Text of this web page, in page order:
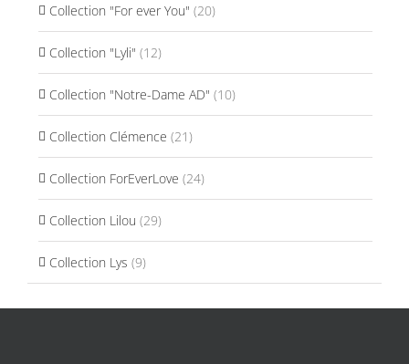
Collection "For ever You" (20)
Collection "Lyli" (12)
Collection "Notre-Dame AD" (10)
Collection Clémence (21)
Collection ForEverLove (24)
Collection Lilou (29)
Collection Lys (9)